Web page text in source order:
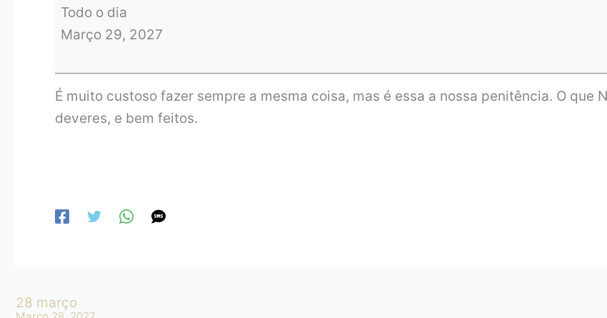
Todo o dia
Março 29, 2027
É muito custoso fazer sempre a mesma coisa, mas é essa a nossa penitência. O que
deveres, e bem feitos.
28 março